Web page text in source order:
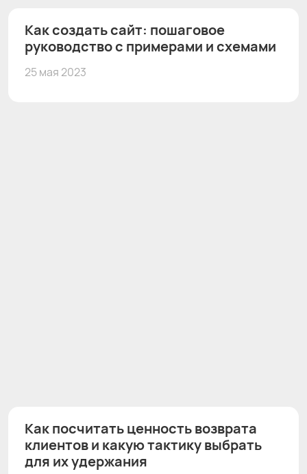
Как создать сайт: пошаговое
руководство с примерами и схемами
25 мая 2023
Как посчитать ценность возврата
клиентов и какую тактику выбрать
для их удержания